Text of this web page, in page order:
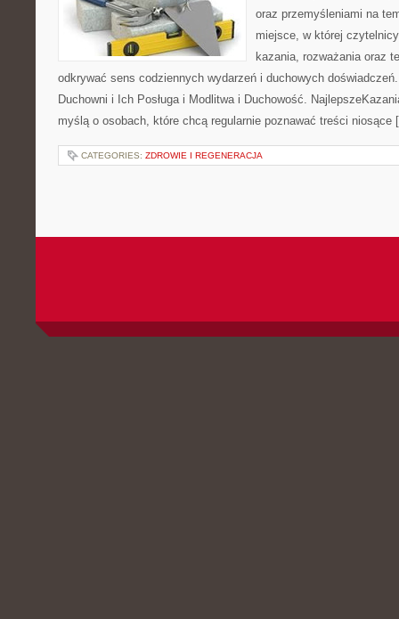
oraz przemyśleniami na
miejsce, w której
kazania, rozważania oraz
odkrywać sens codziennych wydarzeń i duchowych
Duchowni i Ich Posługa i Modlitwa i Duchowość.
myślą o osobach, które chcą regularnie poznawać treści
CATEGORIES: ZDROWIE I REGENERACJA